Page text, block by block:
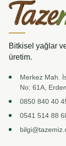
Bitkisel yağlar
üretim.
Merkez Mah.
No: 61A,
0850 840 40
0541 514 88